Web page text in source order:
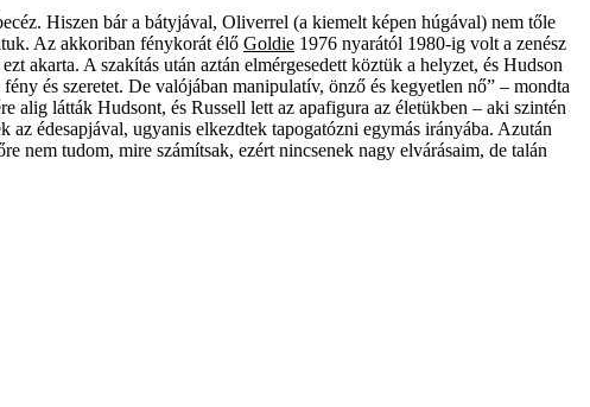
Hiszen bár a bátyjával, Oliverrel (a kiemelt képen húgával) nem tőle
Az akkoriban fénykorát élő Goldie­ 1976 nyarától 1980-ig volt a zenész
akarta. A szakítás után aztán elmérgesedett köztük a helyzet, és Hudson
és szeretet. De valójában manipulatív, önző és kegyetlen nő” – mondta
látták Hudsont, és Russell lett az apafigura az életükben – aki szintén
édesapjával, ugyanis elkezdtek tapogatózni egymás irányába. Azután
nem tudom, mire számítsak, ezért nincsenek nagy elvárásaim, de talán